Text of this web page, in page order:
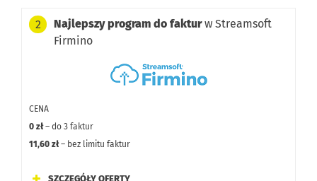
2 Najlepszy program do fakturw Streamsoft
Firmino
CENA
0 zł– do 3 faktur
11,60 zł– bez limitu faktur
SZCZEGÓŁY OFERTY